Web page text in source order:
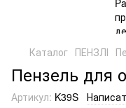
Каталог ПЕНЗЛІ
Пензель для
Артикул: K39S